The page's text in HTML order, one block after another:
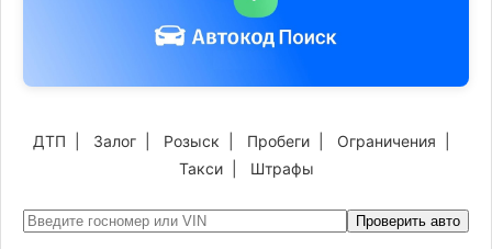
ДТП Залог Розыск Пробеги Ограничения
Такси| Штрафы
Проверить авто